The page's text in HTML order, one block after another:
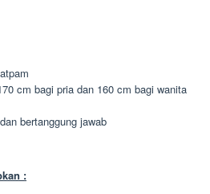
cm bagi pria dan 160 cm bagi wanita
bertanggung jawab
: